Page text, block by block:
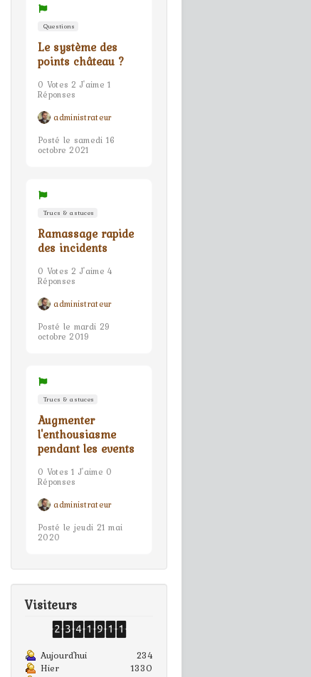
Questions
Le système des
points château ?
0 Votes 2 J'aime 1
Réponses
administrateur
Posté le samedi 16
octobre 2021
Trucs & astuces
Ramassage rapide
des incidents
0 Votes 2 J'aime 4
Réponses
administrateur
Posté le mardi 29
octobre 2019
Trucs & astuces
Augmenter
l'enthousiasme
pendant les events
0 Votes 1 J'aime 0
Réponses
administrateur
Posté le jeudi 21 mai
2020
Visiteurs
Aujourd'hui
234
Hier
1330